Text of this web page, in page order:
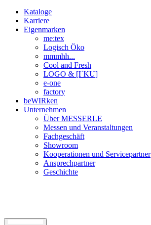
Kataloge
Karriere
Eigenmarken
me:tex
Logisch Öko
mmmhh...
Cool and Fresh
LOGO & [I´KU]
e-one
factory
beWIRken
Unternehmen
Über MESSERLE
Messen und Veranstaltungen
Fachgeschäft
Showroom
Kooperationen und Servicepartner
Ansprechpartner
Geschichte